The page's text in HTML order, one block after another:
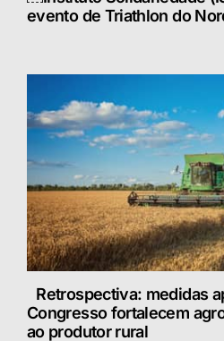
evento de Triathlon do
Retrospectiva: medidas
Congresso fortalecem
ao produtor rural